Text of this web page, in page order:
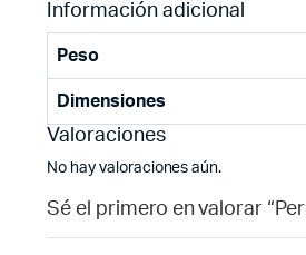
Información adicional
Peso
Dimensiones
Valoraciones
No hay valoraciones aún.
Sé el primero en valorar